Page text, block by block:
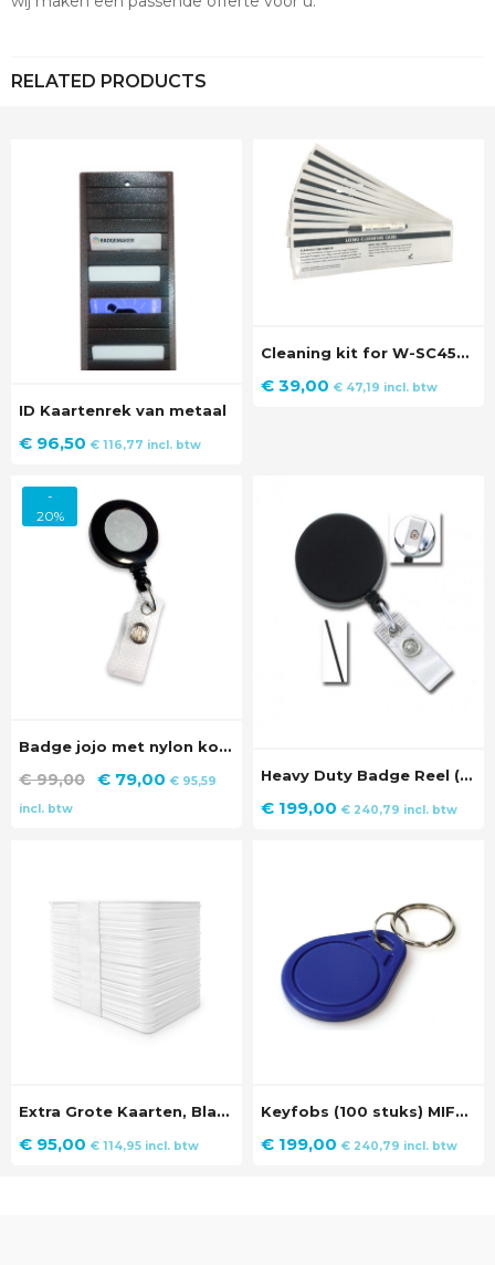
RELATED PRODUCTS
ID Kaartenrek van metaal
€ 96,50 € 116,77 incl. btw
Cleaning kit for W-SC4500
€ 39,00 € 47,19 incl. btw
-
20%
Badge jojo met nylon koord en vinyl sluiting (100 stuks)
€99,00
Oorspronkelijke
€ 79,00 Huidige
€ 95,59
incl. btw
Heavy Duty Badge Reel (100 stuks)
€ 199,00 € 240,79 incl. btw
Extra Grote Kaarten, Blanco Plastic Passen (100 stuks)
€ 95,00 € 114,95 incl. btw
Keyfobs (100 stuks) MIFARE® Classic® EV1 1K, blauw
€ 199,00 € 240,79 incl. btw